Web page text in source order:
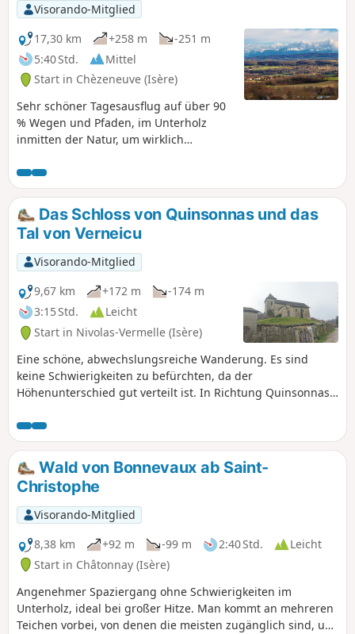
Visorando-Mitglied
17,30 km
+258 m
-251 m
5:40 Std.
Mittel
Start in Chèzeneuve (Isère)
Sehr schöner Tagesausflug auf über 90
% Wegen und Pfaden, im Unterholz
inmitten der Natur, um wirklich
Jallieu und Lyon entfernt.
Das Schloss von Quinsonnas und das
Tal von Verneicu
Visorando-Mitglied
9,67 km
+172 m
-174 m
3:15 Std.
Leicht
Start in Nivolas-Vermelle (Isère)
Eine schöne, abwechslungsreiche Wanderung. Es sind
keine Schwierigkeiten zu befürchten, da der
Höhenunterschied gut verteilt ist. In Richtung Quinsonnas
an drei interessanten Gebäuden vorbei: dem Schloss von
Quinsonnas, dem Anwesen von Fichaillon und der Kirche
von Vermelle. Als Sahnehäubchen wandern Sie durch das
charmante Tal des Baches Verneicu.
Wald von Bonnevaux ab Saint-
Christophe
Visorando-Mitglied
8,38 km
+92 m -99 m 2:40 Std.
Leicht
Start in Châtonnay (Isère)
Angenehmer Spaziergang ohne Schwierigkeiten im
Unterholz, ideal bei großer Hitze. Man kommt an mehreren
Teichen vorbei, von denen die meisten zugänglich sind, um